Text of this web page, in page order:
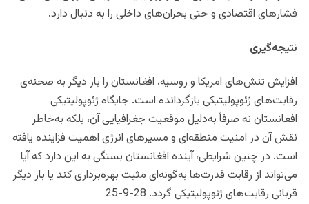
فشارهای اقتصادی و حتی بحران‌های داخلی را به‌ دنبال دارد.
نتیجه‌گیری
افزایش تنش‌های امریکا و روسیه، افغانستان را بار دیگر به صحنه‌ی
رقابت‌های ژئوپولیتیکی بازگردانده است. جایگاه ژئوپولیتیکی
افغانستان نه صرفاً به‌دلیل موقعیت جغرافیایی آن، بلکه به‌خاطر
نقش آن در امنیت منطقه‌ای و مسیرهای انرژی اهمیت فزاینده یافته
است. در چنین شرایطی، آینده افغانستان بستگی به این دارد که آیا
می‌تواند از رقابت قدرت‌ها به‌گونه‌ای مثبت بهره‌برداری کند یا بار دیگر
قربانی رقابت‌های ژئوپولیتیکی گردد. 28-9-25